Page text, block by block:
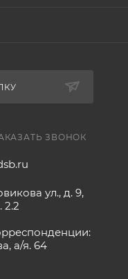
ЗВОНОК
ул., д. 9,
2.2
а/я. 64